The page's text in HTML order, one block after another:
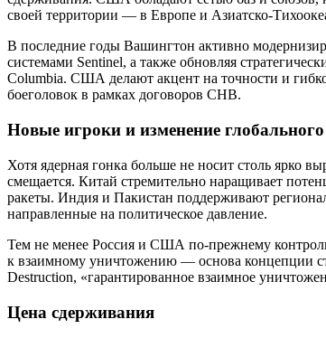
своей территории — в Европе и Азиатско-
В последние годы Вашингтон активно
системами Sentinel, а также обновляя
Columbia. США делают акцент на точности и
боеголовок в рамках договоров СНВ.
Новые игроки и изменение
Хотя ядерная гонка больше не носит столь ярко
смещается. Китай стремительно наращивает
ракеты. Индия и Пакистан поддерживают
направленные на политическое давление.
Тем не менее Россия и США по-прежнему
к взаимному уничтожению — основа концепции
Destruction, «гарантированное взаимное
Цена сдерживания